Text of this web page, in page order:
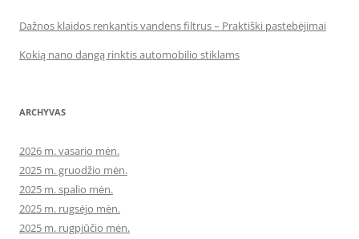
Dažnos klaidos renkantis vandens filtrus – Praktiški pastebėjimai
Kokią nano dangą rinktis automobilio stiklams
ARCHYVAS
2026 m. vasario mėn.
2025 m. gruodžio mėn.
2025 m. spalio mėn.
2025 m. rugsėjo mėn.
2025 m. rugpjūčio mėn.